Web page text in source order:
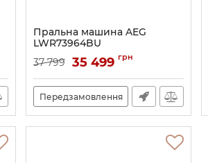
Пральна машина AEG
LWR73964BU
Артикул: A141266
37 799 35 499 грн
Передзамовлення